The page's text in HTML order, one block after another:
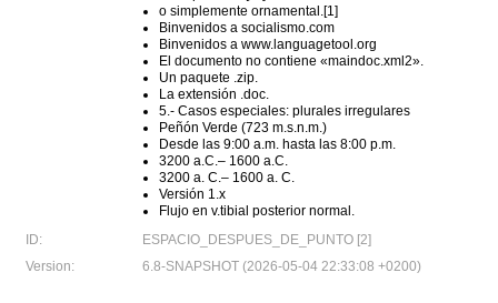
o simplemente ornamental.[1]
Binvenidos a socialismo.com
Binvenidos a www.languagetool.org
El documento no contiene «maindoc.xml2».
Un paquete .zip.
La extensión .doc.
5.- Casos especiales: plurales irregulares
Peñón Verde (723 m.s.n.m.)
Desde las 9:00 a.m. hasta las 8:00 p.m.
3200 a.C.– 1600 a.C.
3200 a. C.– 1600 a. C.
Versión 1.x
Flujo en v.tibial posterior normal.
ID:
ESPACIO_DESPUES_DE_PUNTO [2]
Version:
6.8-SNAPSHOT (2026-05-04 22:33:08 +0200)